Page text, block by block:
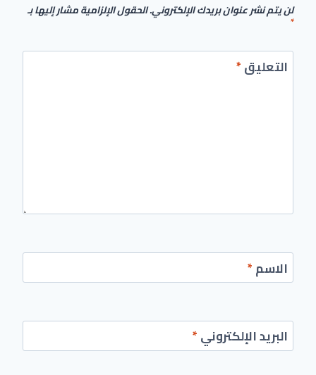
لن يتم نشر عنوان بريدك الإلكتروني.الحقول الإلزامية مشار إليها بـ
*
التعليق*
الاسم*
البريد الإلكتروني*